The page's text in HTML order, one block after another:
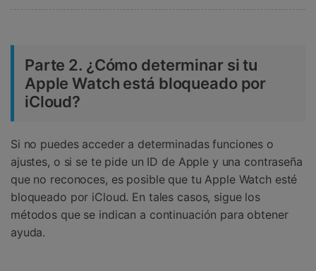
Parte 2. ¿Cómo determinar si tu
Apple Watch está bloqueado por
iCloud?
Si no puedes acceder a determinadas funciones o
ajustes, o si se te pide un ID de Apple y una contraseña
que no reconoces, es posible que tu Apple Watch esté
bloqueado por iCloud. En tales casos, sigue los
métodos que se indican a continuación para obtener
ayuda.